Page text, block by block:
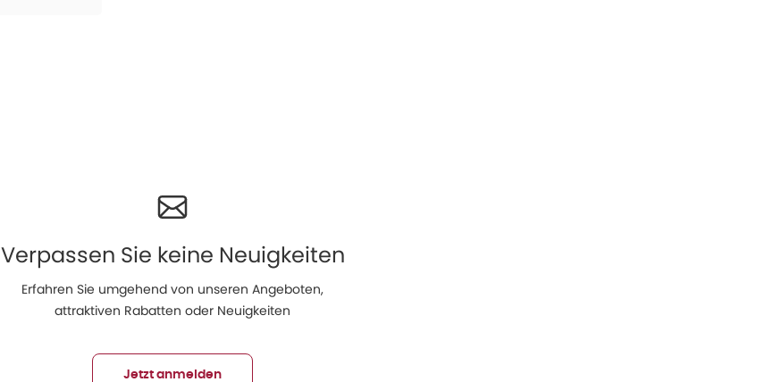
Verpassen Sie keine Neuigkeiten
Erfahren Sie umgehend von unseren Angeboten,
attraktiven Rabatten oder Neuigkeiten
Jetzt anmelden